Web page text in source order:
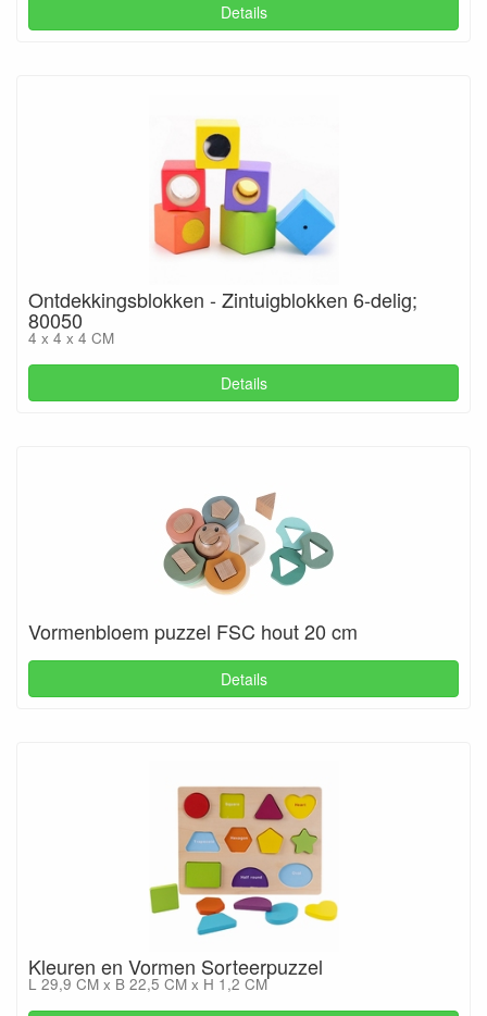
Details
Ontdekkingsblokken - Zintuigblokken 6-delig;
80050
4 x 4 x 4 CM
Details
Vormenbloem puzzel FSC hout 20 cm
Details
Kleuren en Vormen Sorteerpuzzel
L 29,9 CM x B 22,5 CM x H 1,2 CM